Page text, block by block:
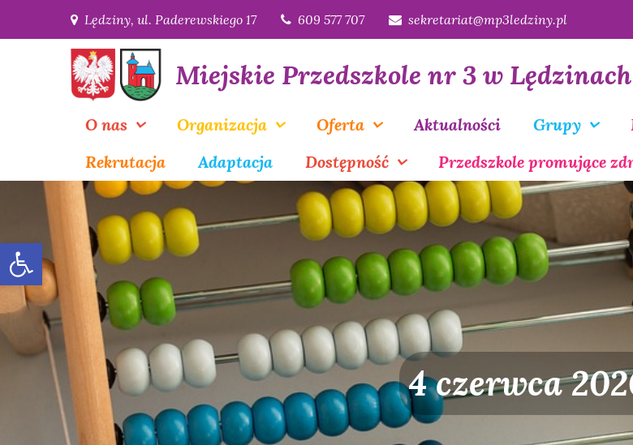
Open toolbar
Lędziny, ul. Paderewskiego 17 609 577 707 sekretariat@mp3ledziny.pl
Miejskie Przedszkole nr 3 w Lędzinach
O nas Organizacja Oferta Aktualności Grupy
Rekrutacja
Adaptacja Dostępność Przedszkole promujące
4 czerwca